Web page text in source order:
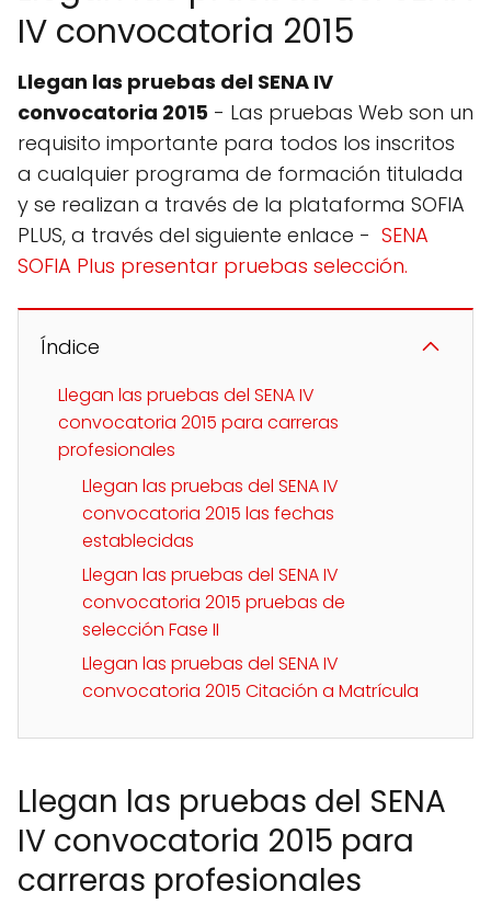
IV convocatoria 2015
Llegan las pruebas del SENA IV
convocatoria 2015 - Las pruebas Web son un
requisito importante para todos los inscritos
a cualquier programa de formación titulada
y se realizan a través de la plataforma SOFIA
PLUS, a través del siguiente enlace - SENA
SOFIA Plus presentar pruebas selección.
Índice
Llegan las pruebas del SENA IV
convocatoria 2015 para carreras
profesionales
Llegan las pruebas del SENA IV
convocatoria 2015 las fechas
establecidas
Llegan las pruebas del SENA IV
convocatoria 2015 pruebas de
selección Fase II
Llegan las pruebas del SENA IV
convocatoria 2015 Citación a Matrícula
Llegan las pruebas del SENA
IV convocatoria 2015 para
carreras profesionales